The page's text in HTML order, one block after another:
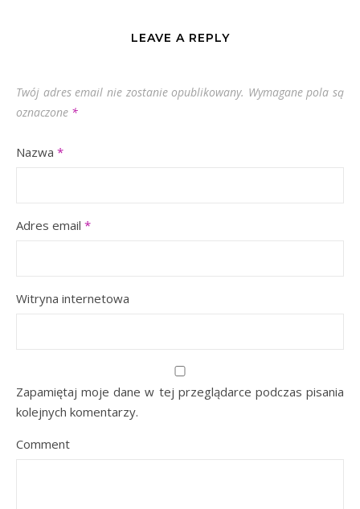
LEAVE A REPLY
Twój adres email nie zostanie opublikowany. Wymagane pola są
oznaczone *
Nazwa *
Adres email *
Witryna internetowa
Zapamiętaj moje dane w tej przeglądarce podczas pisania
kolejnych komentarzy.
Comment